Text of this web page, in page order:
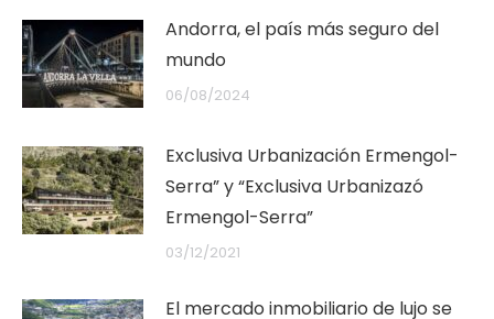
Andorra, el país más seguro del
mundo
06/08/2024
Exclusiva Urbanización Ermengol-
Serra” y “Exclusiva Urbanizazó
Ermengol-Serra”
03/12/2021
El mercado inmobiliario de lujo se